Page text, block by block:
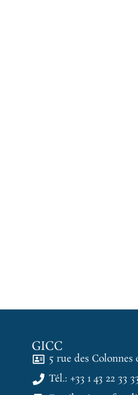
GICC
5 rue des Colonnes
Tél.: +33 1 43 22 33